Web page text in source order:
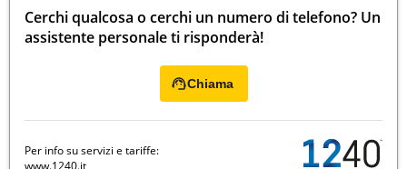
Cerchi qualcosa o cerchi un numero di telefono? Un
assistente personale ti risponderà!
Chiama
Per info su servizi e tariffe: